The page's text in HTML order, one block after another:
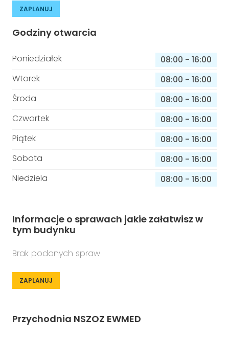
ZAPLANUJ
Godziny otwarcia
Poniedziałek 08:00 - 16:00
Wtorek
08:00 - 16:00
Środa
08:00 - 16:00
Czwartek
08:00 - 16:00
Piątek
08:00 - 16:00
Sobota
08:00 - 16:00
Niedziela
08:00 - 16:00
Informacje o sprawach jakie załatwisz w
tym budynku
Brak podanych spraw
ZAPLANUJ
Przychodnia NSZOZ EWMED